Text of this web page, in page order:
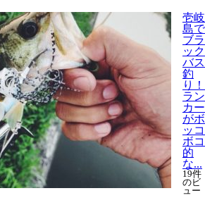
壱岐
島で
ブラ
ック
バス
釣
り！
ラン
カー
がボ
ッコ
ボコ
的
な...
19件
のビ
ュー